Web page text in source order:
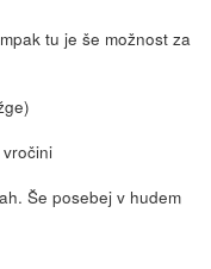
tu je še možnost za
Še posebej v hudem